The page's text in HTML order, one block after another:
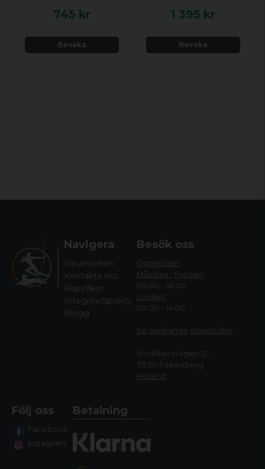
745 kr
Bevaka
1 395 kr
Bevaka
Navigera
Varumärken
Kontakta oss
Köpvillkor
Integritetspolicy
Blogg
Besök oss
Öppettider
Måndag - Fredag:
09.00 - 18.00
Lördag:
09.00 - 14.00
Se avvikande öppettider
Vindåkersvägen 12,
311 50 Falkenberg
Hitta hit
Följ oss
Facebook
Instagram
Betalning